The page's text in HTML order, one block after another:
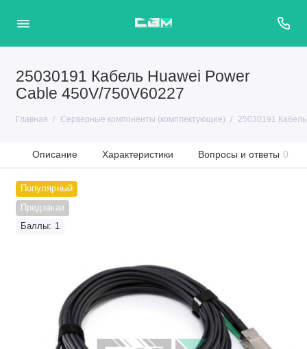
25030191 Кабель Huawei Power
Cable 450V/750V60227
Главная Серверные компоненты (комплектующие) 25030191
Описание Характеристики Вопросы и ответы 0
Популярный
Предзаказ
Баллы: 1